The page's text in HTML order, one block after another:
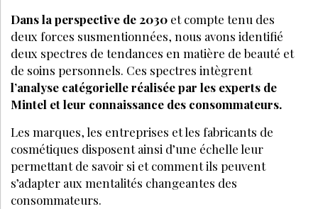
Dans la perspective de 2030 et compte tenu des
deux forces susmentionnées, nous avons identifié
deux spectres de tendances en matière de beauté et
de soins personnels. Ces spectres intègrent
l’analyse catégorielle réalisée par les experts de
Mintel et leur connaissance des consommateurs.
Les marques, les entreprises et les fabricants de
cosmétiques disposent ainsi d’une échelle leur
permettant de savoir si et comment ils peuvent
s’adapter aux mentalités changeantes des
consommateurs.